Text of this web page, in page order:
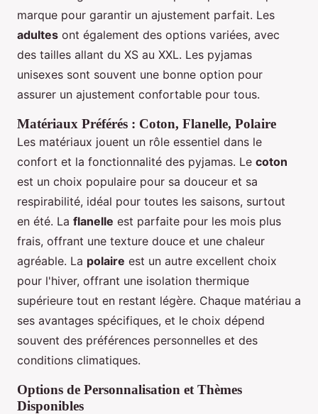
marque pour garantir un ajustement parfait. Les
adultes ont également des options variées, avec
des tailles allant du XS au XXL. Les pyjamas
unisexes sont souvent une bonne option pour
assurer un ajustement confortable pour tous.
Matériaux Préférés : Coton, Flanelle, Polaire
Les matériaux jouent un rôle essentiel dans le
confort et la fonctionnalité des pyjamas. Le coton
est un choix populaire pour sa douceur et sa
respirabilité, idéal pour toutes les saisons, surtout
en été. La flanelle est parfaite pour les mois plus
frais, offrant une texture douce et une chaleur
agréable. La polaire est un autre excellent choix
pour l'hiver, offrant une isolation thermique
supérieure tout en restant légère. Chaque matériau a
ses avantages spécifiques, et le choix dépend
souvent des préférences personnelles et des
conditions climatiques.
Options de Personnalisation et Thèmes
Disponibles